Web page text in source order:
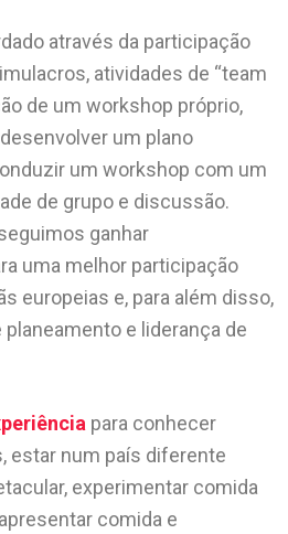
através da participação
atividades de “team
de um workshop próprio,
um plano
um workshop com um
de grupo e discussão.
ganhar
uma melhor participação
europeias e, para além disso,
e liderança de
para conhecer
estar num país diferente
experimentar comida
comida e